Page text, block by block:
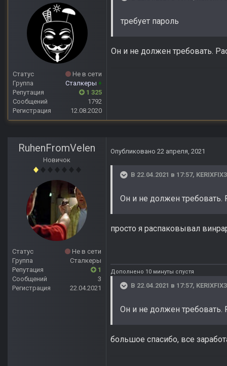
Статус
Не в сети
Группа
Сталкеры +
Репутация
1 325
Сообщений
1792
Регистрация
12.08.2020
требует пароль
Он и не должен требовать.
RuhenFromVelen
Новичок
Статус
Не в сети
Группа
Сталкеры
Репутация
1
Сообщений
3
Регистрация
22.04.2021
Опубликовано 22 апреля, 2021
В 22.04.2021 в 17:57,
Он и не должен
просто я распаковывал
Дополнено 10 минуты спустя
В 22.04.2021 в 17:57,
Он и не должен
большое спасибо, все